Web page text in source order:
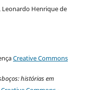
Leonardo Henrique de
Creative Commons
: histórias em